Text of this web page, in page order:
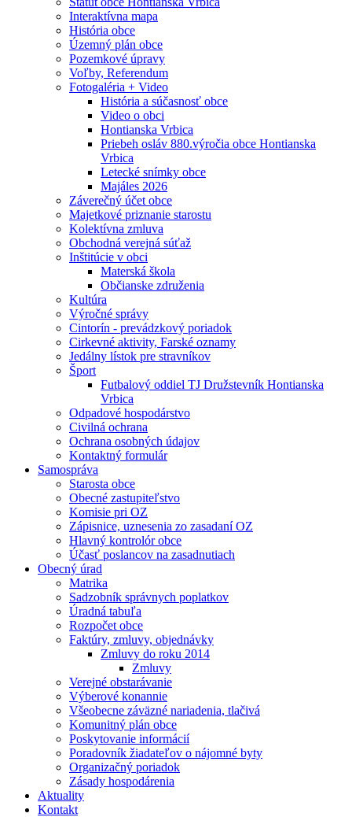
Interaktívna mapa
História obce
Územný plán obce
Pozemkové úpravy
Voľby, Referendum
Fotogaléria + Video
História a súčasnosť obce
Video o obci
Hontianska Vrbica
Priebeh osláv 880.výročia obce Hontianska
Vrbica
Letecké snímky obce
Majáles 2026
Záverečný účet obce
Majetkové priznanie starostu
Kolektívna zmluva
Obchodná verejná súťaž
Inštitúcie v obci
Materská škola
Občianske združenia
Kultúra
Výročné správy
Cintorín - prevádzkový poriadok
Cirkevné aktivity, Farské oznamy
Jedálny lístok pre stravníkov
Šport
Futbalový oddiel TJ Družstevník Hontianska
Vrbica
Odpadové hospodárstvo
Civilná ochrana
Ochrana osobných údajov
Kontaktný formulár
Samospráva
Starosta obce
Obecné zastupiteľstvo
Komisie pri OZ
Zápisnice, uznesenia zo zasadaní OZ
Hlavný kontrolór obce
Účasť poslancov na zasadnutiach
Obecný úrad
Matrika
Sadzobník správnych poplatkov
Úradná tabuľa
Rozpočet obce
Faktúry, zmluvy, objednávky
Zmluvy do roku 2014
Zmluvy
Verejné obstarávanie
Výberové konannie
Všeobecne záväzné nariadenia, tlačivá
Komunitný plán obce
Poskytovanie informácií
Poradovník žiadateľov o nájomné byty
Organizačný poriadok
Zásady hospodárenia
Aktuality
Kontakt